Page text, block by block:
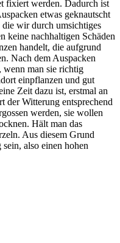
fixiert werden. Dadurch ist
etwas geknautscht
die wir durch umsichtiges
keine nachhaltigen Schäden
handelt, die aufgrund
Nach dem Auspacken
wenn man sie richtig
einpflanzen und gut
Zeit dazu ist, erstmal an
der Witterung entsprechend
werden, sie wollen
Hält man das
Aus diesem Grund
also einen hohen